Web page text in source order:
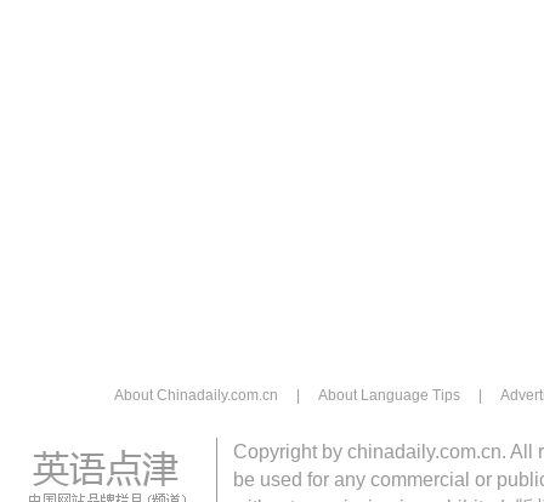
About Chinadaily.com.cn About Language Tips
Copyright by chinadaily.com.cn. All
be used for any commercial or